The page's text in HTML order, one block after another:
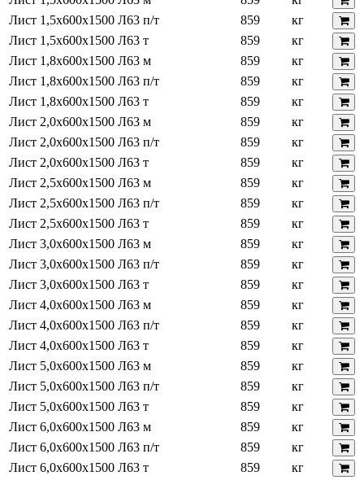
Лист 1,5х600х1500 Л63 п/т
859
кг
Лист 1,5х600х1500 Л63 т
859
кг
Лист 1,8х600х1500 Л63 м
859
кг
Лист 1,8х600х1500 Л63 п/т
859
кг
Лист 1,8х600х1500 Л63 т
859
кг
Лист 2,0х600х1500 Л63 м
859
кг
Лист 2,0х600х1500 Л63 п/т
859
кг
Лист 2,0х600х1500 Л63 т
859
кг
Лист 2,5х600х1500 Л63 м
859
кг
Лист 2,5х600х1500 Л63 п/т
859
кг
Лист 2,5х600х1500 Л63 т
859
кг
Лист 3,0х600х1500 Л63 м
859
кг
Лист 3,0х600х1500 Л63 п/т
859
кг
Лист 3,0х600х1500 Л63 т
859
кг
Лист 4,0х600х1500 Л63 м
859
кг
Лист 4,0х600х1500 Л63 п/т
859
кг
Лист 4,0х600х1500 Л63 т
859
кг
Лист 5,0х600х1500 Л63 м
859
кг
Лист 5,0х600х1500 Л63 п/т
859
кг
Лист 5,0х600х1500 Л63 т
859
кг
Лист 6,0х600х1500 Л63 м
859
кг
Лист 6,0х600х1500 Л63 п/т
859
кг
Лист 6,0х600х1500 Л63 т
859 кг